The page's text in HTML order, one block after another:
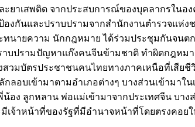
ยาเสพติด จากประสบการณ์ของบุคลากรในอ
องกันและปราบปรามจากสำนักงานตำรวจแห่ง
นายความ นักกฎหมาย ได้ร่วมประชุมกันจนต
าบปรามปัญหาแก๊งคนจีนข้ามชาติ ทำผิดกฎหม
วมบัตรประชาชนคนไทยทางภาคเหนือที่เสียชี
กลอบเข้ามาตามอำเภอต่างๆ บางส่วนเข้ามาใน
อง ลูกหลาน พ่อแม่เข้ามาจากประเทศจีน บา
จ้าหน้าที่ของรัฐที่มีอำนาจหน้าที่โดยตรงคอยใ